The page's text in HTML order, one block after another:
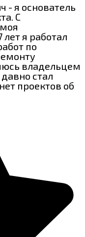
- я основатель
С
я работал
по
владельцем
стал
проектов об